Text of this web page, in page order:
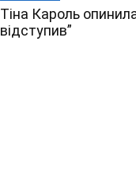
Тіна Кароль
відступив”